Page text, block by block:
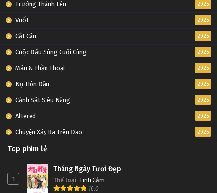
Trưởng Thành Lên 2025
Vuốt 2025
Cắt Cân 2025
Cuộc Đấu Súng Cuối Cùng 2025
Máu & Thần Thoại 2025
Nụ Hôn Đầu 2025
Cảnh Sát Siêu Năng 2025
Altered 2025
Chuyện Xảy Ra Trên Đảo 2025
Top phim lẻ
1
Tháng Ngày Tươi Đẹp
Thể loại: Tình Cảm
10.0